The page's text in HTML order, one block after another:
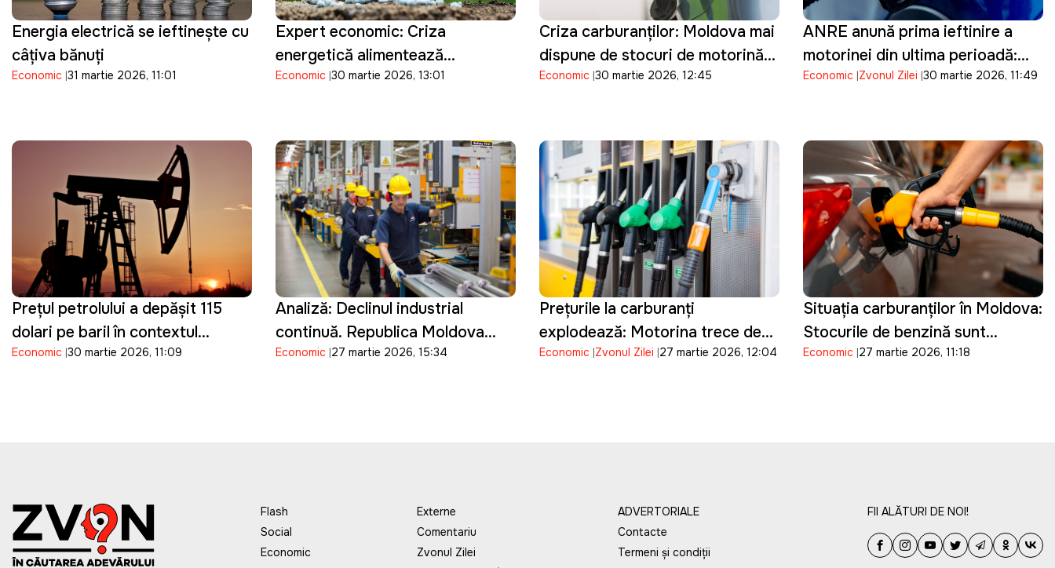
Energia electrică se ieftineşte cu
câţiva bănuţi
Economic 31 martie 2026, 11:01
Expert economic: Criza
energetică alimentează
scumpirea îngrășămintelor și
Economic 30 martie 2026, 13:01
Criza carburanților: Moldova mai
dispune de stocuri de motorină
pentru doar șase zile
Economic 30 martie 2026, 12:45
ANRE anunță prima ieftinire a
motorinei din ultima perioadă:
Prețul scade cu 17 bani
Economic Zvonul Zilei 30 martie 2026, 11:49
Prețul petrolului a depășit 115
dolari pe baril în contextul
conflictului din Orientul Mijlociu
Economic 30 martie 2026, 11:09
Analiză: Declinul industrial
continuă. Republica Moldova
riscă să piardă definitiv
Economic 27 martie 2026, 15:34
Prețurile la carburanți
explodează: Motorina trece de
32 de lei pe litru
Economic Zvonul Zilei 27 martie 2026, 12:04
Situația carburanților în Moldova:
Stocurile de benzină sunt
suficiente pentru 15 zile, iar cele
Economic 27 martie 2026, 11:18
Flash
Social
Economic
Externe
Comentariu
Zvonul Zilei
ADVERTORIALE
Contacte
Termeni și condiții
FII ALĂTURI DE NOI!